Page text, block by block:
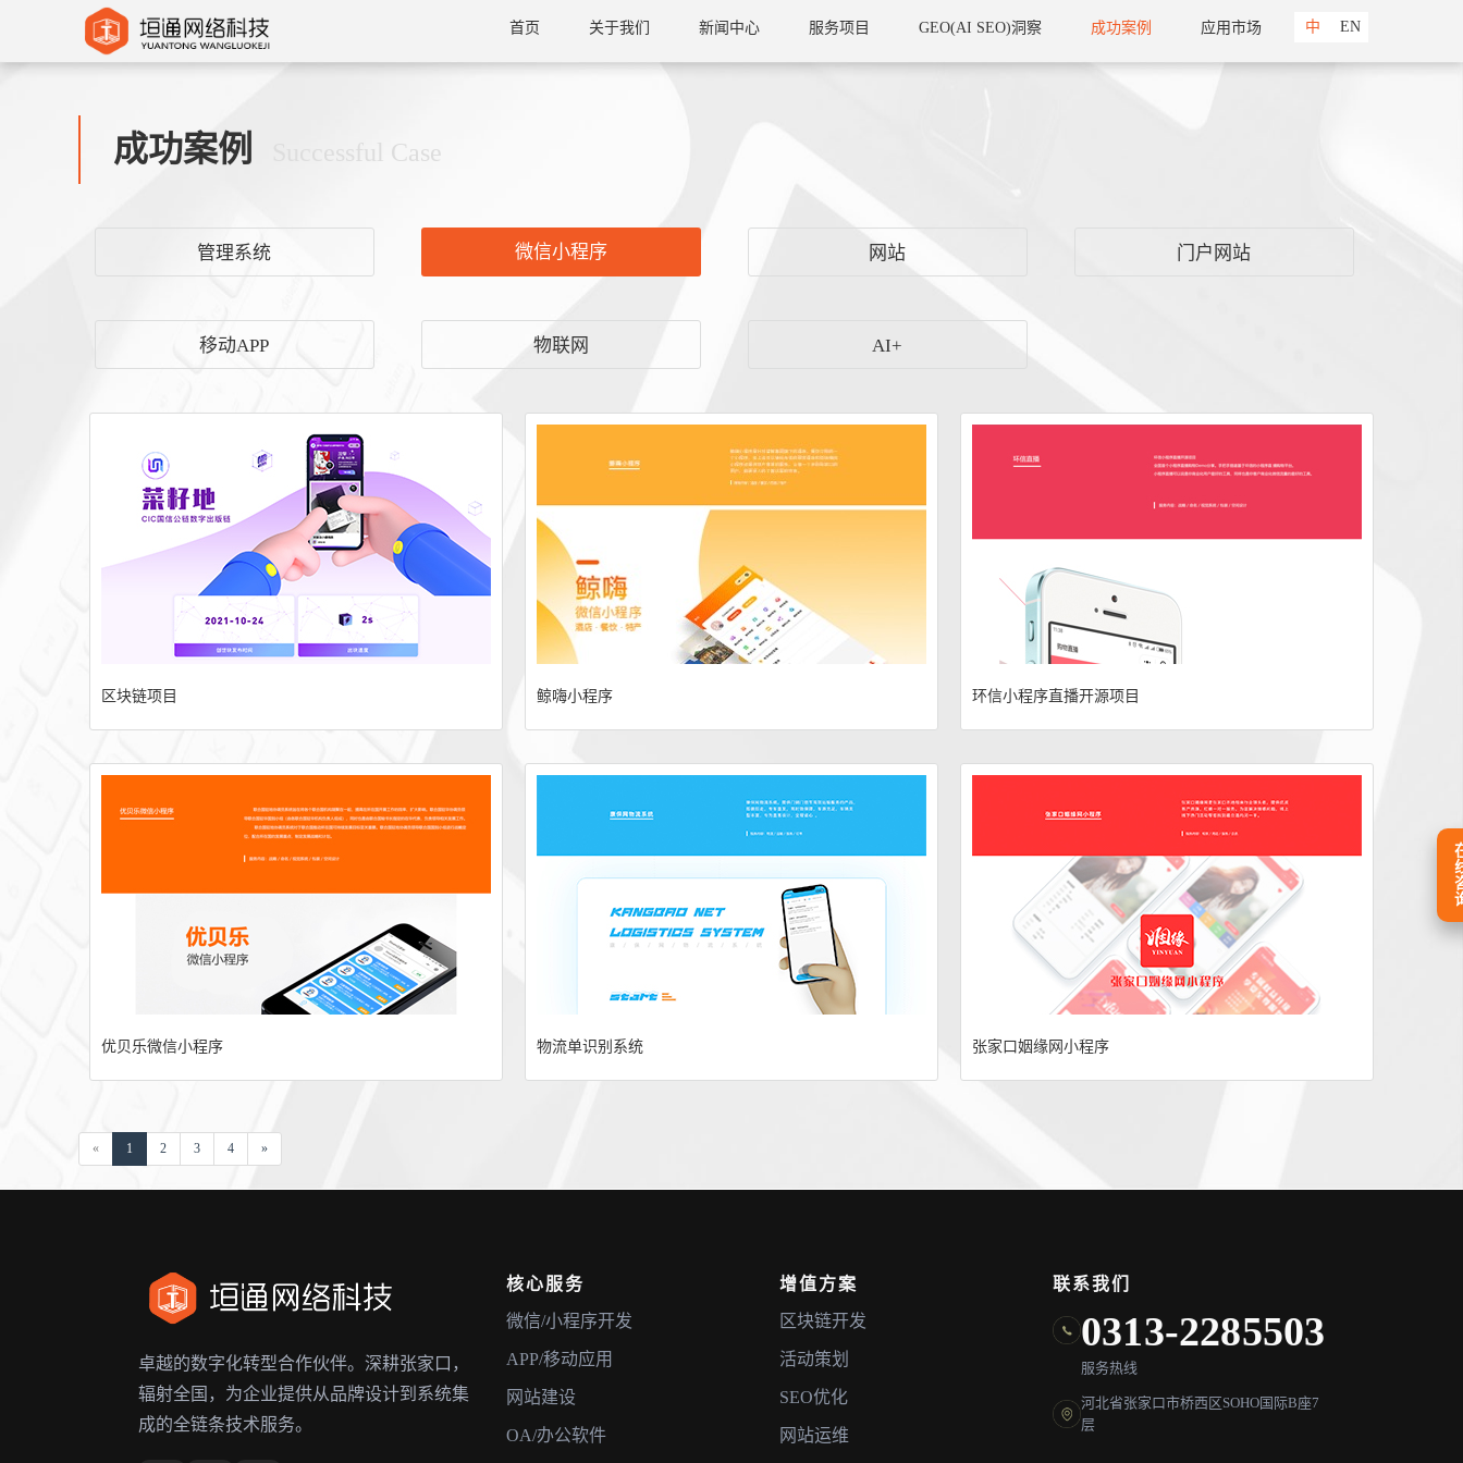
首页 关于我们 新闻中心 服务项目 GEO(AI SEO)洞察 成功案例 应用市场 中 EN
成功案例 Successful Case
管理系统 微信小程序 网站 门户网站
移动APP 物联网 AI+
区块链项目 鲸嗨小程序 环信小程序直播开源项目
优贝乐微信小程序 物流单识别系统 张家口姻缘网小程序
« 1 2 3 4 »
卓越的数字化转型合作伙伴。深耕张家口，
辐射全国，为企业提供从品牌设计到系统集
成的全链条技术服务。
核心服务
微信/小程序开发
APP/移动应用
网站建设
OA/办公软件
增值方案
区块链开发
活动策划
SEO优化
网站运维
联系我们
0313-2285503
服务热线
河北省张家口市桥西区SOHO国际B座7
层
在